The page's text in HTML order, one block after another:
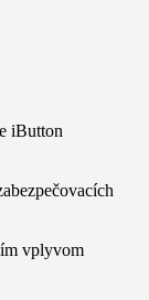
iButton
vplyvom